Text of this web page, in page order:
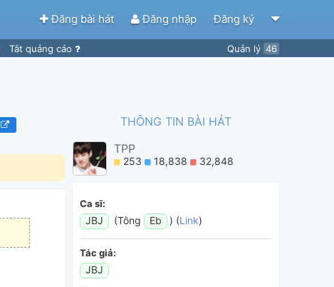
Đăng bài hát Đăng nhập Đăng ký
Tắt quảng cáo Quản lý 46
THÔNG TIN BÀI HÁT
TPP
253 18,838 32,848
Ca sĩ:
JBJ (Tông Eb ) (Link)
Tác giả:
JBJ